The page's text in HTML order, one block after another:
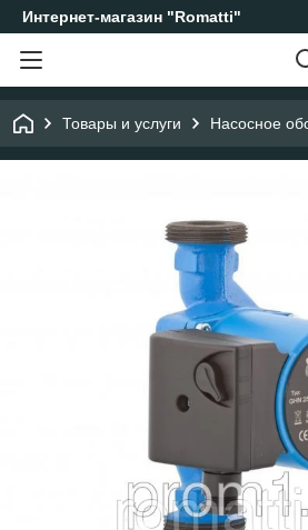
Интернет-магазин "Romatti"
Товары и услуги Насосное